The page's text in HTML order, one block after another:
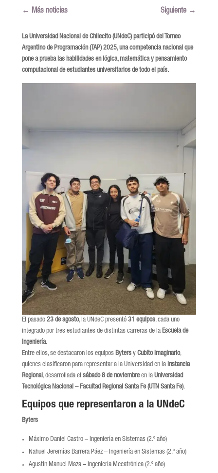
← Más noticias Siguiente →
La Universidad Nacional de Chilecito (UNdeC) participó del Torneo
Argentino de Programación (TAP) 2025, una competencia nacional que
pone a prueba las habilidades en lógica, matemática y pensamiento
computacional de estudiantes universitarios de todo el país.
El pasado 23 de agosto, la UNdeC presentó 31 equipos, cada uno
integrado por tres estudiantes de distintas carreras de la Escuela de
Ingeniería.
Entre ellos, se destacaron los equipos Bytersy Cubito Imaginario,
quienes clasificaron para representar a la Universidad en la instancia
Regional , desarrollada el sábado 8 de noviembreen la Universidad
Tecnológica Nacional – Facultad Regional Santa Fe (UTN Santa Fe).
Equipos que representaron a la UNdeC
Byters
Máximo Daniel Castro – Ingeniería en Sistemas (2.º año)
Nahuel Jeremías Barrera Páez – Ingeniería en Sistemas (2.º año)
Agustín Manuel Maza – Ingeniería Mecatrónica (2.º año)